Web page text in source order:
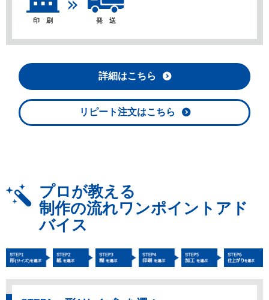
印 刷 発 送
詳細はこちら
リピート注文はこちら
プロが教える
制作の流れワンポイントアド
バイス